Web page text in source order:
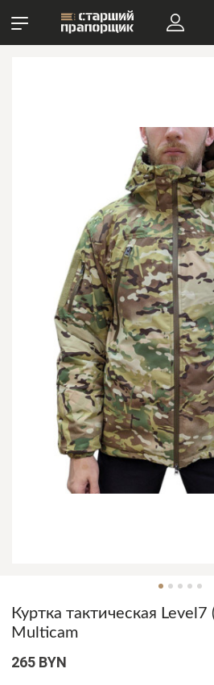
Куртка тактическая Level7
Multicam
265 BYN